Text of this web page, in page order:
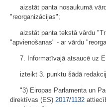
aizstāt panta nosaukumā
"reorganizācijas";
aizstāt panta tekstā vārdu
"apvienošanas" - ar vārdu
7. Informatīvajā atsaucē uz
izteikt 3. punktu šādā
"3) Eiropas Parlamenta un
direktīvas (ES) 2017/1132